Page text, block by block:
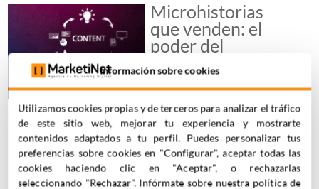
Microhistorias
que venden: el
poder del
storytelling
minimalista en
redes sociales
Información sobre cookies
Utilizamos cookies propias y de terceros para analizar el tráfico
de este sitio web, mejorar tu experiencia y mostrarte
contenidos adaptados a tu perfil. Puedes personalizar tus
preferencias sobre cookies en "Configurar", aceptar todas las
cookies haciendo clic en "Aceptar", o rechazarlas
seleccionando "Rechazar". Infórmate sobre nuestra política de